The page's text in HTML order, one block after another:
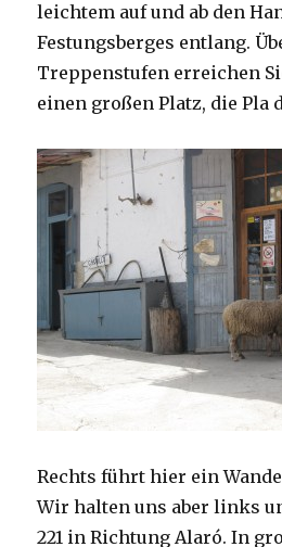
leichtem auf und ab den
Festungsberges entlang.
Treppenstufen erreichen
einen großen Platz, die Pla
Rechts führt hier ein
Wir halten uns aber links
221 in Richtung Alaró. In